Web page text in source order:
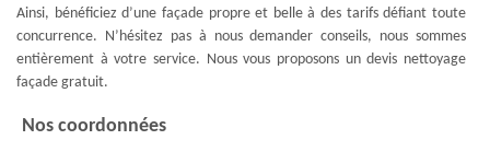
Ainsi, bénéficiez d’une façade propre et belle à des tarifs défiant toute
concurrence. N’hésitez pas à nous demander conseils, nous sommes
entièrement à votre service. Nous vous proposons un devis nettoyage
façade gratuit.
Nos coordonnées